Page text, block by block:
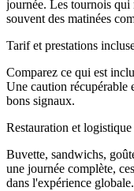
journée. Les tournois qui
souvent des matinées
Tarif et prestations
Comparez ce qui est
Une caution récupérable
bons signaux.
Restauration et logistique
Buvette, sandwichs,
une journée complète,
dans l'expérience globale.